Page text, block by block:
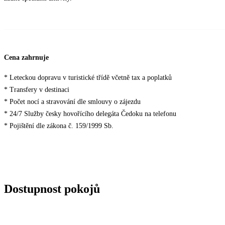
Cena zahrnuje
* Leteckou dopravu v turistické třídě včetně tax a poplatků
* Transfery v destinaci
* Počet nocí a stravování dle smlouvy o zájezdu
* 24/7 Služby česky hovořícího delegáta Čedoku na telefonu
* Pojištění dle zákona č. 159/1999 Sb.
Dostupnost pokojů